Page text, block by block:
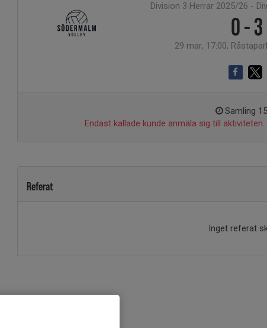
Division 3 Herrar 2025/26 -
0 - 3
29 mar, 17:00,
Samling
Endast kallade kunde anmäla sig till
Referat
Inget referat